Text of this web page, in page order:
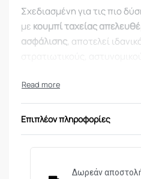
Σχεδιασμένη για τις πιο
με κουμπί ταχείας
ασφάλισης, αποτελεί
Μαύρο χρώμα
Υλικό: Πολυμερές
Φτιαγμένη να αντέχει
Επιπλέον πληροφορίες
Δωρεάν